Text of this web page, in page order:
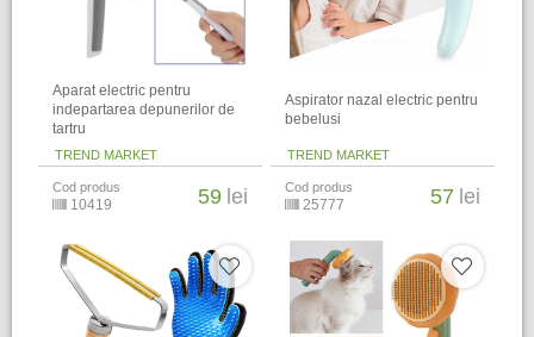
Aparat electric pentru
indepartarea depunerilor de
tartru
TREND MARKET
Cod produs
10419 59 lei
Aspirator nazal electric pentru
bebelusi
TREND MARKET
Cod produs
25777 57 lei